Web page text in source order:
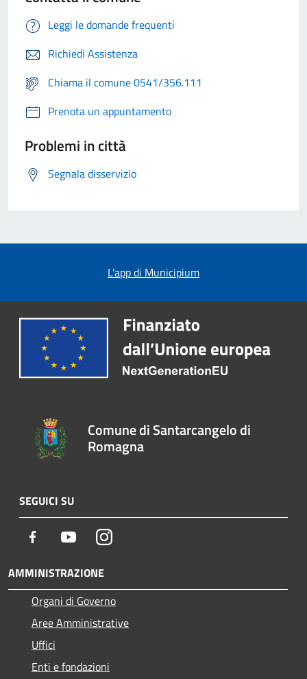
Leggi le domande frequenti
Richiedi Assistenza
Chiama il comune 0541/356.111
Prenota un appuntamento
Problemi in città
Segnala disservizio
L'app di Municipium
Comune di Santarcangelo di
Romagna
SEGUICI SU
Facebook YoutubeInstagram
AMMINISTRAZIONE
Organi di Governo
Aree Amministrative
Uffici
Enti e fondazioni